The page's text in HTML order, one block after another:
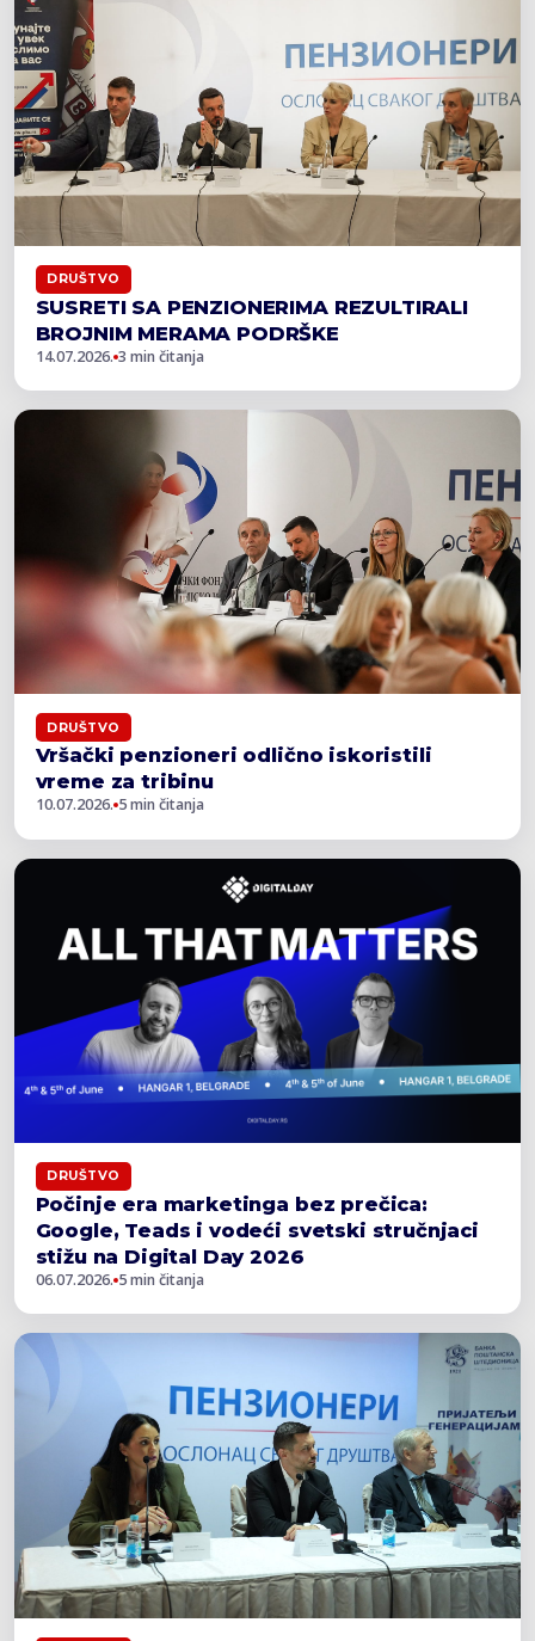
DRUŠTVO
SUSRETI SA PENZIONERIMA REZULTIRALI
BROJNIM MERAMA PODRŠKE
14.07.2026. 3 min čitanja
DRUŠTVO
Vršački penzioneri odlično iskoristili
vreme za tribinu
10.07.2026. 5 min čitanja
DRUŠTVO
Počinje era marketinga bez prečica:
Google, Teads i vodeći svetski stručnjaci
stižu na Digital Day 2026
06.07.2026. 5 min čitanja